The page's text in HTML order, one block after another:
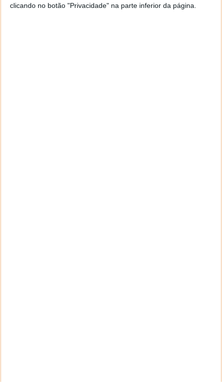
clicando no botão "Privacidade" na parte inferior da página.